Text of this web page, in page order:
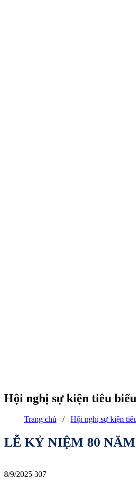
Hội nghị sự kiện tiêu biểu
Trang chủ / Hội nghị sự kiện
LỄ KỶ NIỆM 80
8/9/2025 307